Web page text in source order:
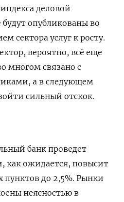
деловой
опубликованы во
сектора услуг к росту.
вероятно, всё еще
многом связано с
а в следующем
сильный отскок.
банк проведет
как ожидается, повысит
пунктов до 2,5%. Рынки
неясностью в